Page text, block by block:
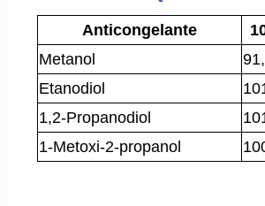
Anticongelante
Metanol
Etanodiol
1,2-Propanodiol
1-Metoxi-2-propanol